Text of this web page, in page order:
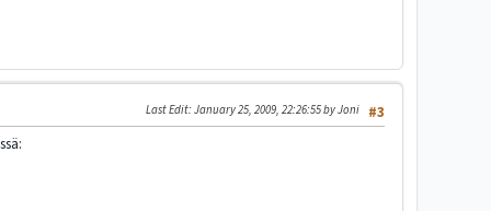
#3
Last Edit: January 25, 2009, 22:26:55 by Joni